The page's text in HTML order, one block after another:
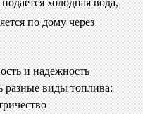
по дому через
и надежность
разные виды топлива: